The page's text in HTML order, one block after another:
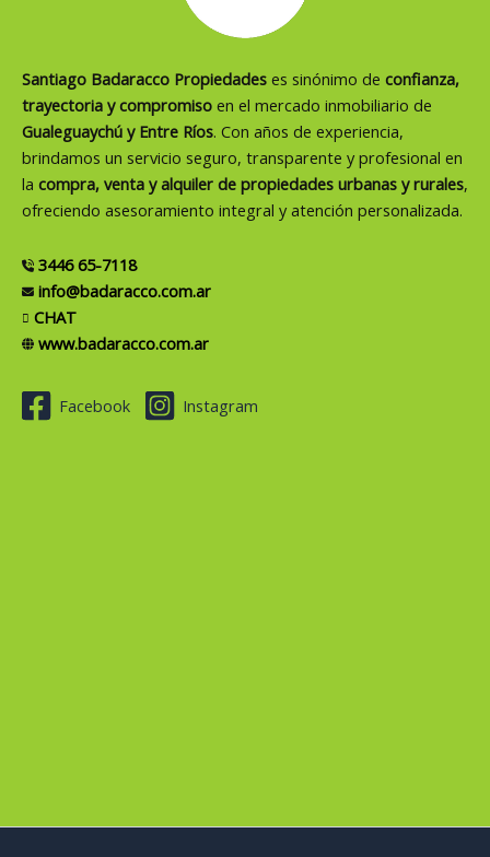
Santiago Badaracco Propiedades es sinónimo de confianza,
trayectoria y compromiso en el mercado inmobiliario de
Gualeguaychú y Entre Ríos. Con años de experiencia,
brindamos un servicio seguro, transparente y profesional en
la compra, venta y alquiler de propiedades urbanas y rurales,
ofreciendo asesoramiento integral y atención personalizada.
3446 65-7118
info@badaracco.com.ar
CHAT
www.badaracco.com.ar
Facebook Instagram